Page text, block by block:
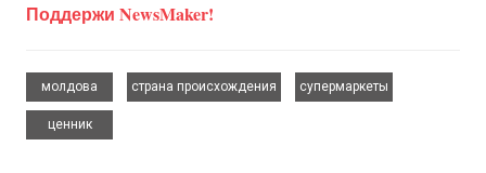
Поддержи NewsMaker!
молдова
страна происхождения
супермаркеты
ценник